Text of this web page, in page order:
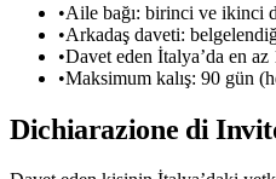
•Aile bağı: birinci ve ikinci
•Arkadaş daveti:
•Davet eden İtalya’da en az
•Maksimum kalış: 90 gün
Dichiarazione di